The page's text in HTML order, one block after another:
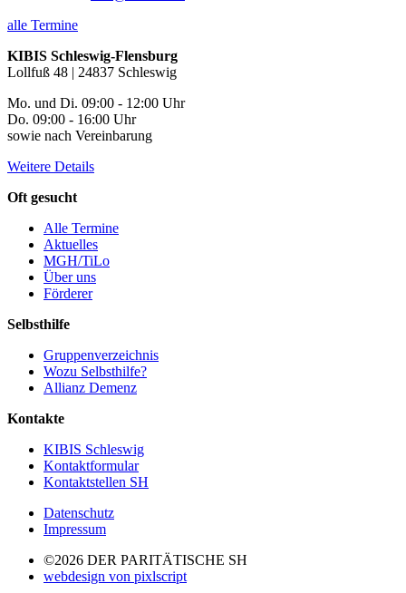
alle Termine
KIBIS Schleswig-Flensburg
Lollfuß 48 | 24837 Schleswig
Mo. und Di. 09:00 - 12:00 Uhr
Do. 09:00 - 16:00 Uhr
sowie nach Vereinbarung
Weitere Details
Oft gesucht
Alle Termine
Aktuelles
MGH/TiLo
Über uns
Förderer
Selbsthilfe
Gruppenverzeichnis
Wozu Selbsthilfe?
Allianz Demenz
Kontakte
KIBIS Schleswig
Kontaktformular
Kontaktstellen SH
Datenschutz
Impressum
©2026 DER PARITÄTISCHE SH
webdesign von pixlscript